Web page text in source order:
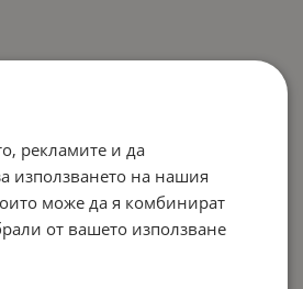
рекламите и да
използването на нашия
може да я комбинират
от вашето използване